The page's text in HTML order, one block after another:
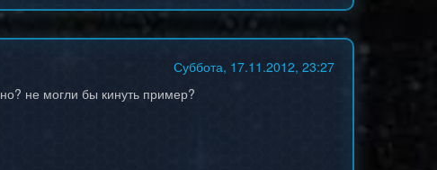
Суббота, 17.11.2012, 23:27
не могли бы кинуть пример?